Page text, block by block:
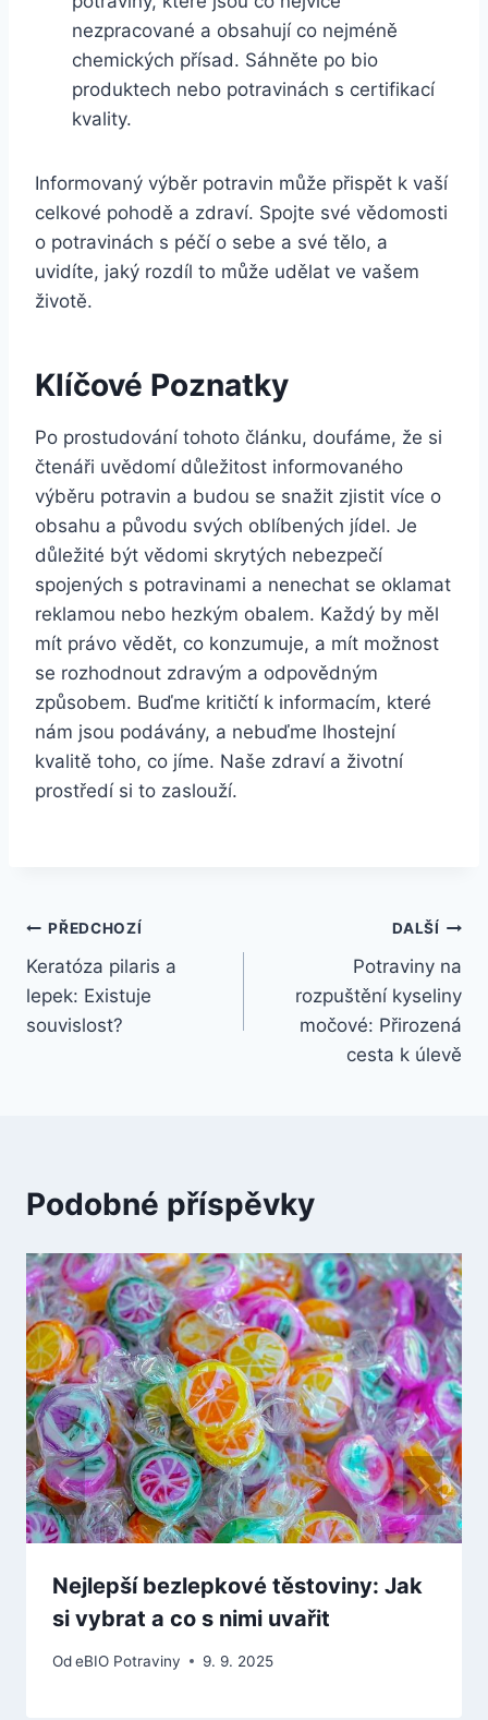
nezpracované a obsahují co nejméně
chemických přísad. Sáhněte po bio
produktech nebo potravinách s certifikací
kvality.
Informovaný výběr potravin může přispět k vaší
celkové pohodě a zdraví. Spojte své vědomosti
o potravinách s péčí o sebe a své tělo, a
uvidíte, jaký rozdíl to může udělat ve vašem
životě.
Klíčové Poznatky
Po prostudování tohoto článku, doufáme, že si
čtenáři uvědomí důležitost informovaného
výběru potravin a budou se snažit zjistit více o
obsahu a původu svých oblíbených jídel. Je
důležité být vědomi skrytých nebezpečí
spojených s potravinami a nenechat se oklamat
reklamou nebo hezkým obalem. Každý by měl
mít právo vědět, co konzumuje, a mít možnost
se rozhodnout zdravým a odpovědným
způsobem. Buďme kritičtí k informacím, které
nám jsou podávány, a nebuďme lhostejní
kvalitě toho, co jíme. Naše zdraví a životní
prostředí si to zaslouží.
Navigace
pro
příspěvek
PŘEDCHOZÍ
Keratóza pilaris a
lepek: Existuje
souvislost?
DALŠÍ
Potraviny na
rozpuštění kyseliny
močové: Přirozená
cesta k úlevě
Podobné příspěvky
Nejlepší bezlepkové těstoviny: Jak
si vybrat a co s nimi uvařit
OdeBIO Potraviny 9. 9. 2025